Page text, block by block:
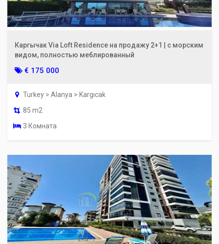
Каргычак Via Loft Residence на продажу 2+1 | с морским
видом, полностью меблированный
€ 175 000
Turkey > Alanya > Kargıcak
85 m2
3 Комната